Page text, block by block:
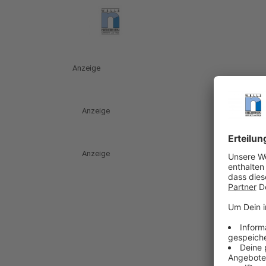
Anzeige
Anzeige
Anzeige